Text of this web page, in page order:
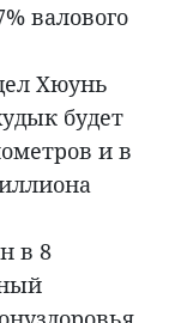
валового
Хюунь
будет
и в
в 8